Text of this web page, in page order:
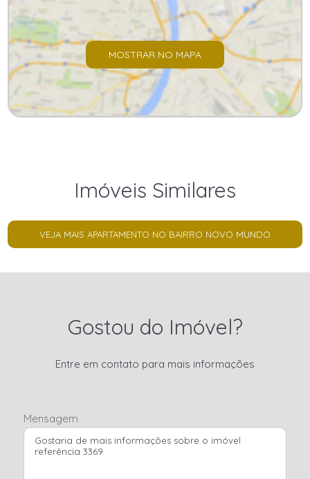
MOSTRAR NO MAPA
Imóveis Similares
VEJA MAIS APARTAMENTO NO BAIRRO NOVO MUNDO
Gostou do Imóvel?
Entre em contato para mais informações
Mensagem